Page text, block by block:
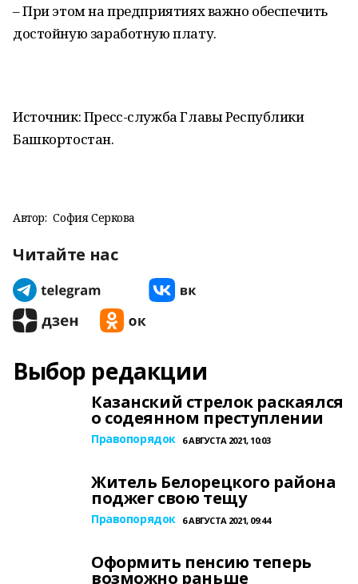
– При этом на предприятиях важно обеспечить
достойную заработную плату.
Источник: Пресс-служба Главы Республики
Башкортостан.
Автор: София Серкова
Читайте нас
Выбор редакции
Казанский стрелок раскаялся
о содеянном преступлении
Правопорядок 6 АВГУСТА 2021, 10:03
Житель Белорецкого района
поджег свою тещу
Правопорядок 6 АВГУСТА 2021, 09:44
Оформить пенсию теперь
возможно раньше